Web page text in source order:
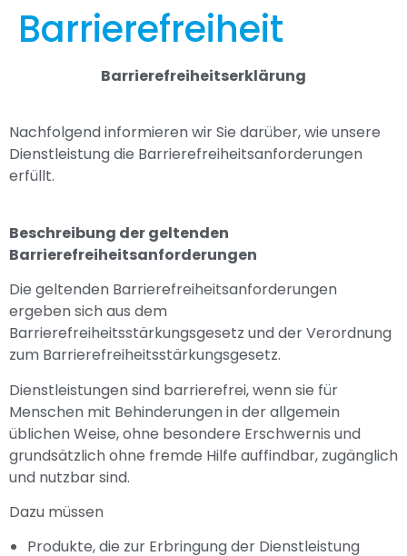
Barrierefreiheit
Barrierefreiheitserklärung
Nachfolgend informieren wir Sie darüber, wie unsere
Dienstleistung die Barrierefreiheitsanforderungen
erfüllt.
Beschreibung der geltenden
Barrierefreiheitsanforderungen
Die geltenden Barrierefreiheitsanforderungen
ergeben sich aus dem
Barrierefreiheitsstärkungsgesetz und der Verordnung
zum Barrierefreiheitsstärkungsgesetz.
Dienstleistungen sind barrierefrei, wenn sie für
Menschen mit Behinderungen in der allgemein
üblichen Weise, ohne besondere Erschwernis und
grundsätzlich ohne fremde Hilfe auffindbar, zugänglich
und nutzbar sind.
Dazu müssen
Produkte, die zur Erbringung der Dienstleistung